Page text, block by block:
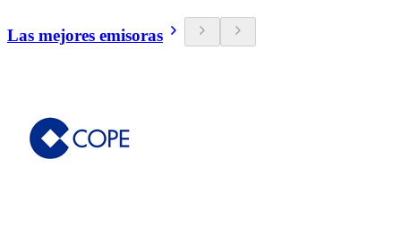
Las mejores emisoras